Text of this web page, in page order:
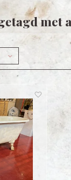
met